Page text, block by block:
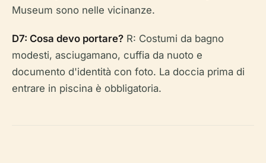
Museum sono nelle vicinanze.
D7: Cosa devo portare? R: Costumi da bagno
modesti, asciugamano, cuffia da nuoto e
documento d'identità con foto. La doccia prima di
entrare in piscina è obbligatoria.